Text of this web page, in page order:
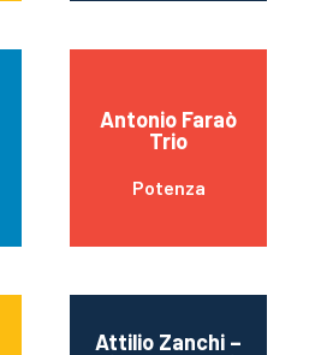
Antonio Faraò
Trio
Potenza
Attilio Zanchi –